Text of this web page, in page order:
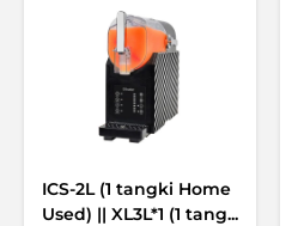
ICS-2L (1 tangki Home
Used) || XL3L*1 (1 tang...